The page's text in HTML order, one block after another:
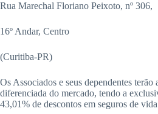
Rua Marechal Floriano Peixoto, nº 306,
16º Andar, Centro
(Curitiba-PR)
Os Associados e seus dependentes terão
diferenciada do mercado, tendo a
43,01% de descontos em seguros de